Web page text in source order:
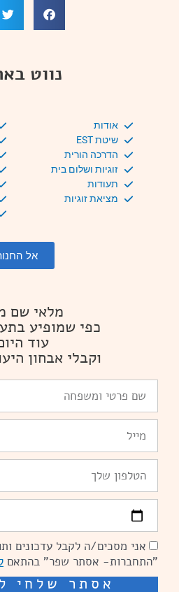
נווט
אודות
שיטת EST
הדרכה הורית
זוגיות ושלום בית
תעודות
מציאת זוגיות
אל
מלאי שם
כפי שמופיע
עוד
וקבלי אבחון
פרטי
ומשפחה
הסכמהאני מסכים/ה לקבל עדכונים
"התחברות- אסתר שפר" בהתאם
אסתר שלחי